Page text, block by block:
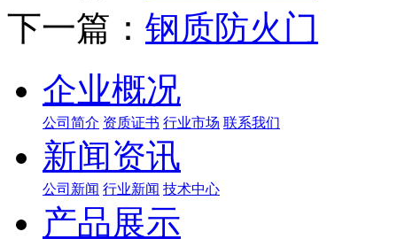
下一篇： 钢质防火门
企业概况
公司简介 资质证书 行业市场 联系我们
新闻资讯
公司新闻 行业新闻 技术中心
产品展示